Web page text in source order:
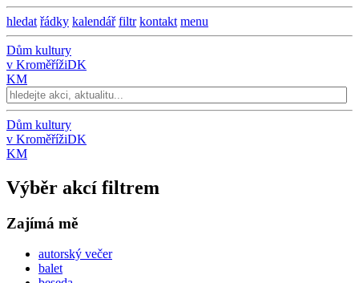
hledat řádky kalendář filtr kontakt menu
Dům kultury
v KroměřížiDK
KM
Dům kultury
v KroměřížiDK
KM
Výběr akcí filtrem
Zajímá mě
autorský večer
balet